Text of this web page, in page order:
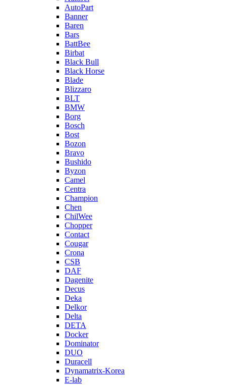
AutoPart
Banner
Baren
Bars
BattBee
Birbat
Black Bull
Black Horse
Blade
Blizzaro
BLT
BMW
Borg
Bosch
Bost
Bozon
Bravo
Bushido
Byzon
Camel
Centra
Champion
Chen
ChilWee
Chopper
Contact
Cougar
Crona
CSB
DAF
Dagenite
Decus
Deka
Delkor
Delta
DETA
Docker
Dominator
DUO
Duracell
Dynamatrix-Korea
E-lab